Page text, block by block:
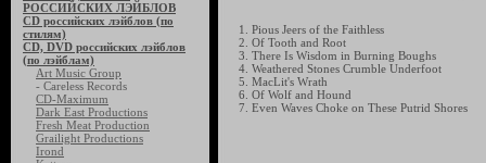
РОССИЙСКИХ ЛЭЙБЛОВ
CD российских лэйблов (по
стилям)
CD, DVD российских лэйблов
(по лэйблам)
Art Music Group
- Careless Records
CD-Maximum
Dark East Productions
Fresh Meat Production
Grailight Productions
Irond
1. Pious Jeers of the Faithless
2. Of Tooth and Root
3. There Is Wisdom in Burning Boughs
4. Weathered Stones Crumble Underfoot
5. MacLit's Wrath
6. Of Wolf and Hound
7. Even Waves Choke on These Putrid Shores